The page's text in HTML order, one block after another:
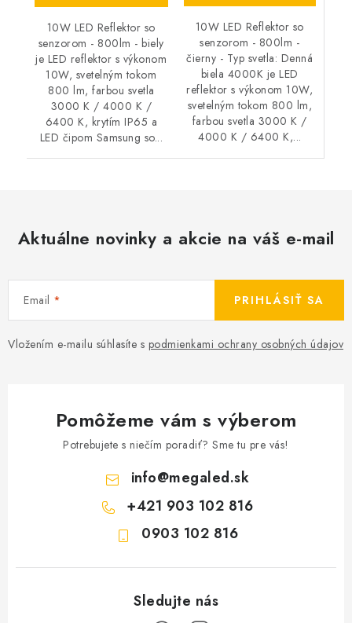
10W LED Reflektor so
senzorom - 800lm - biely
je LED reflektor s výkonom
10W, svetelným tokom
800 lm, farbou svetla
3000 K / 4000 K /
6400 K, krytím IP65 a
LED čipom Samsung so...
10W LED Reflektor so
senzorom - 800lm -
čierny - Typ svetla: Denná
biela 4000K je LED
reflektor s výkonom 10W,
svetelným tokom 800 lm,
farbou svetla 3000 K /
4000 K / 6400 K,...
Aktuálne novinky a akcie na váš e-mail
Email
Vložením e-mailu súhlasíte s podmienkami ochrany osobných údajov
PRIHLÁSIŤ SA
Pomôžeme vám s výberom
Potrebujete s niečím poradiť? Sme tu pre vás!
info@megaled.sk
+421 903 102 816
0903 102 816